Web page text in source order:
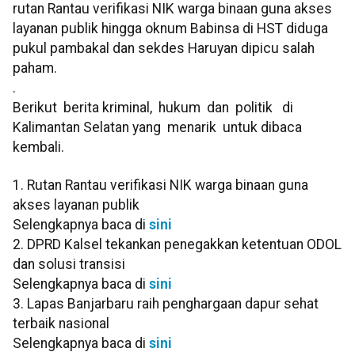
rutan Rantau verifikasi NIK warga binaan guna akses
layanan publik hingga oknum Babinsa di HST diduga
pukul pambakal dan sekdes Haruyan dipicu salah
paham.
.
Berikut berita kriminal, hukum dan politik di
Kalimantan Selatan yang menarik untuk dibaca
kembali.
1. Rutan Rantau verifikasi NIK warga binaan guna
akses layanan publik
Selengkapnya baca di sini
2. DPRD Kalsel tekankan penegakkan ketentuan ODOL
dan solusi transisi
Selengkapnya baca di sini
3. Lapas Banjarbaru raih penghargaan dapur sehat
terbaik nasional
Selengkapnya baca di sini